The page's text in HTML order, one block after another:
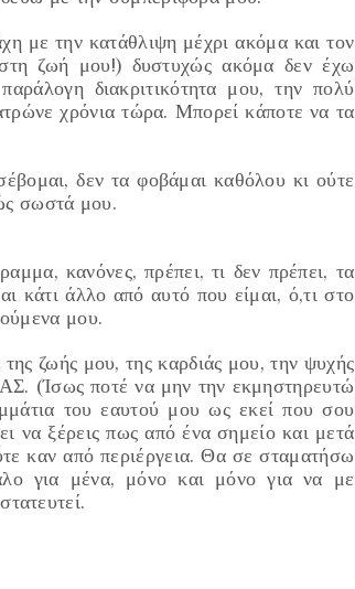
με την κατάθλιψη μέχρι ακόμα και τον
ζωή μου!) δυστυχώς ακόμα δεν έχω
παράλογη διακριτικότητα μου, την πολύ
χρόνια τώρα. Μπορεί κάποτε να τα
,δεν τα φοβάμαι καθόλου κι ούτε
σωστά μου.
κανόνες, πρέπει, τι δεν πρέπει, τα
κάτι άλλο από αυτό που είμαι, ό,τι στο
μου.
ζωής μου, της καρδιάς μου, την ψυχής
(Ίσως ποτέ να μην την εκμηστηρευτώ
του εαυτού μου ως εκεί που σου
να ξέρεις πως από ένα σημείο και μετά
καν από περιέργεια. Θα σε σταματήσω
για μένα, μόνο και μόνο για να με